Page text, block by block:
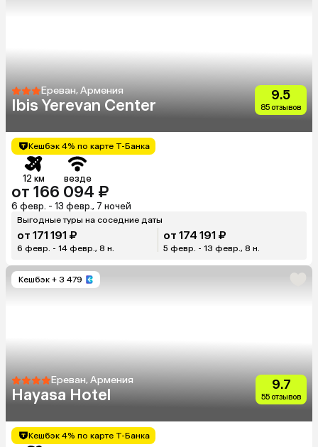
Ереван, Армения
Ibis Yerevan Center
9.5
85 отзывов
Кешбэк 4% по карте Т-Банка
12 км везде
от 166 094 ₽
6 февр. - 13 февр., 7 ночей
Выгодные туры на соседние даты
от 171 191 ₽
6 февр. - 14 февр., 8 н.
от 174 191 ₽
5 февр. - 13 февр., 8 н.
Кешбэк + 3 479
Ереван, Армения
Hayasa Hotel
9.7
55 отзывов
Кешбэк 4% по карте Т-Банка